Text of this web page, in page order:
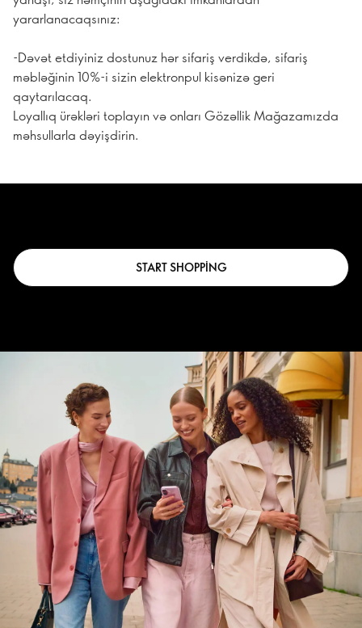
yararlanacaqsınız:
-Dəvət etdiyiniz dostunuz hər sifariş verdikdə, sifariş
məbləğinin 10%-i sizin elektronpul kisənizə geri
qaytarılacaq.
Loyallıq ürəkləri toplayın və onları Gözəllik Mağazamızda
məhsullarla dəyişdirin.
START SHOPPING